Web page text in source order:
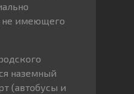
не имеющего
наземный
(автобусы и